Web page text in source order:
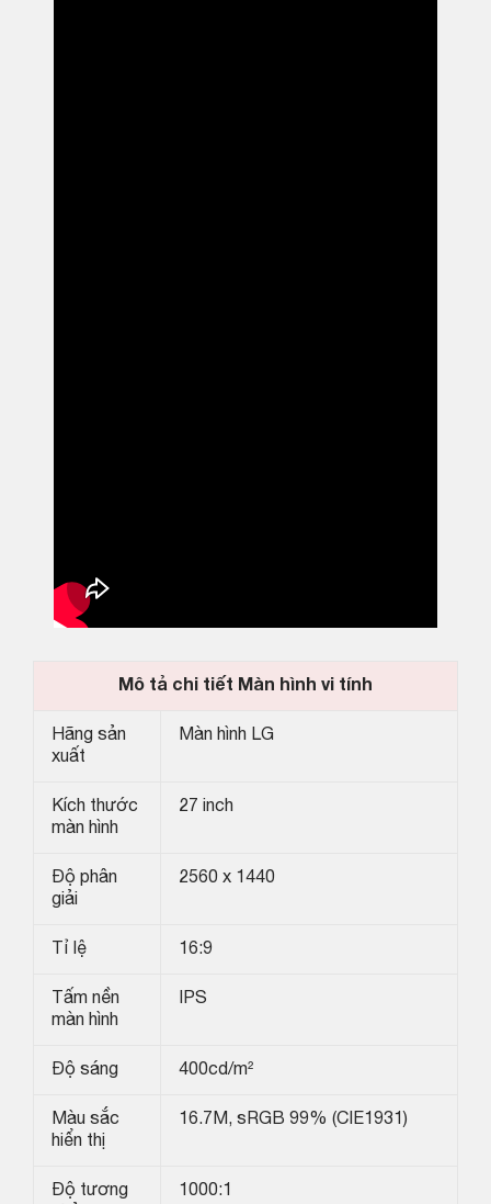
Mô tả chi tiết Màn hình vi tính
Hãng sản
xuất
Màn hình LG
Kích thước
màn hình
27 inch
Độ phân
giải
2560 x 1440
Tỉ lệ 16:9
Tấm nền
màn hình
IPS
Độ sáng 400cd/m²
Màu sắc
hiển thị
16.7M, sRGB 99% (CIE1931)
Độ tương
1000:1